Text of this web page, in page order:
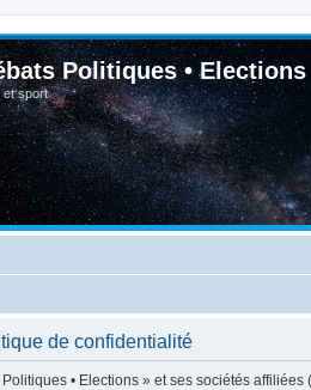
Politiques • Elections
et sport
de confidentialité
• Elections » et ses sociétés